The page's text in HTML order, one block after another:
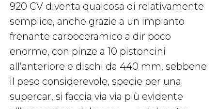
920 CV diventa qualcosa di relativamente
semplice, anche grazie a un impianto
frenante carboceramico a dir poco
enorme, con pinze a 10 pistoncini
all’anteriore e dischi da 440 mm, sebbene
il peso considerevole, specie per una
supercar, si faccia via via più evidente